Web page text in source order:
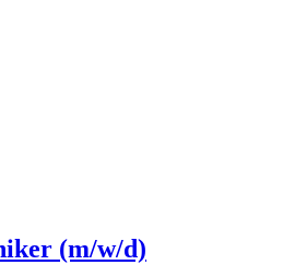
(m/w/d)